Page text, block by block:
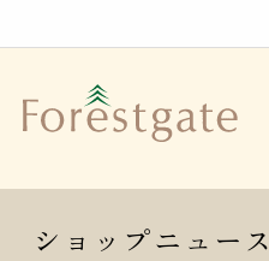
ショップニュース